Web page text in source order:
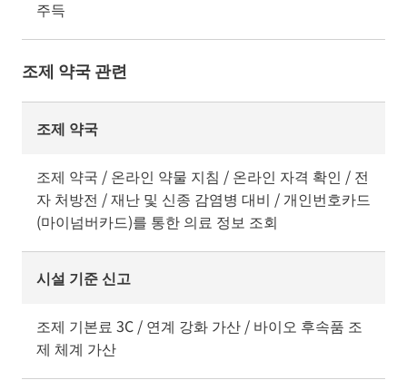
주득
조제 약국 관련
조제 약국
조제 약국 / 온라인 약물 지침 / 온라인 자격 확인 / 전
자 처방전 / 재난 및 신종 감염병 대비 / 개인번호카드
(마이넘버카드)를 통한 의료 정보 조회
시설 기준 신고
조제 기본료 3C / 연계 강화 가산 / 바이오 후속품 조
제 체계 가산